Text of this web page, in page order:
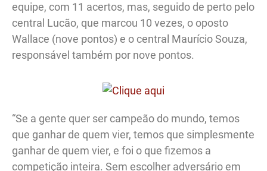
equipe, com 11 acertos, mas, seguido de perto pelo
central Lucão, que marcou 10 vezes, o oposto
Wallace (nove pontos) e o central Maurício Souza,
responsável também por nove pontos.
“Se a gente quer ser campeão do mundo, temos
que ganhar de quem vier, temos que simplesmente
ganhar de quem vier, e foi o que fizemos a
competição inteira. Sem escolher adversário em